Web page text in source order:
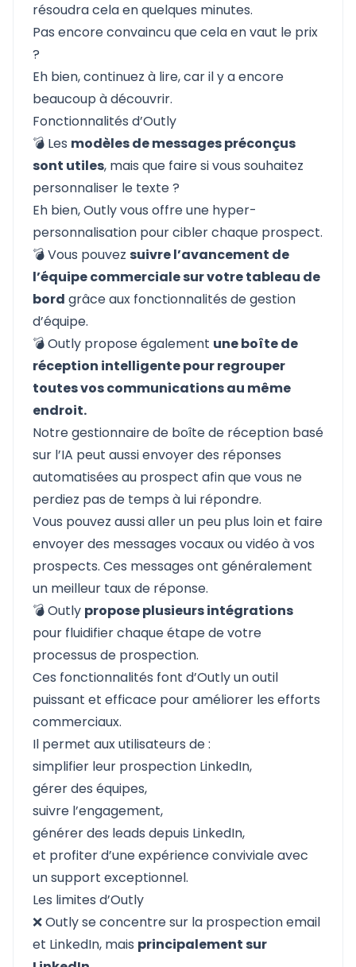
résoudra cela en quelques minutes.
Pas encore convaincu que cela en vaut le prix
?
Eh bien, continuez à lire, car il y a encore
beaucoup à découvrir.
Fonctionnalités d’Outly
💣 Les modèles de messages préconçus
sont utiles, mais que faire si vous souhaitez
personnaliser le texte ?
Eh bien, Outly vous offre une hyper-
personnalisation pour cibler chaque prospect.
💣 Vous pouvez suivre l’avancement de
l’équipe commerciale sur votre tableau de
bord grâce aux fonctionnalités de gestion
d’équipe.
💣 Outly propose également une boîte de
réception intelligente pour regrouper
toutes vos communications au même
endroit.
Notre gestionnaire de boîte de réception basé
sur l’IA peut aussi envoyer des réponses
automatisées au prospect afin que vous ne
perdiez pas de temps à lui répondre.
Vous pouvez aussi aller un peu plus loin et faire
envoyer des messages vocaux ou vidéo à vos
prospects. Ces messages ont généralement
un meilleur taux de réponse.
💣 Outly propose plusieurs intégrations
pour fluidifier chaque étape de votre
processus de prospection.
Ces fonctionnalités font d’Outly un outil
puissant et efficace pour améliorer les efforts
commerciaux.
Il permet aux utilisateurs de :
simplifier leur prospection LinkedIn,
gérer des équipes,
suivre l’engagement,
générer des leads depuis LinkedIn,
et profiter d’une expérience conviviale avec
un support exceptionnel.
Les limites d’Outly
❌ Outly se concentre sur la prospection email
et LinkedIn, mais principalement sur